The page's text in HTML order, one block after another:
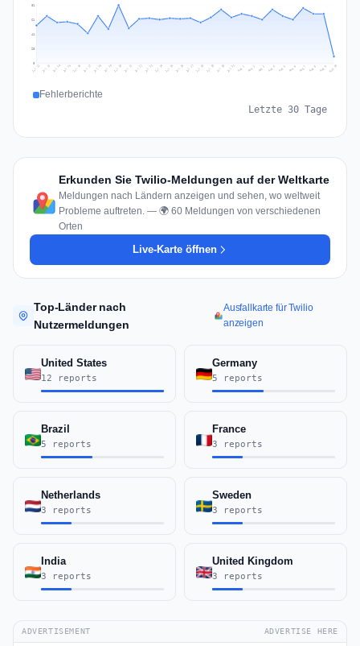
20
41
61
81
Jul 12 Jul 13 Jul 14 Jul 15 Jul 16 Jul 17 Jul 18 Jul 19 Jul 20 Jul 21 Jul 22 Jul 23 Jul 24 Jul 25 Jul 26 Jul 27 Jul 28 Jul 29 Jul 30 Jul 31 Aug 1 Aug 2 Aug 3 Aug 4 Aug 5 Aug 6 Aug 7 Aug 8 Aug 9 Aug 10
Fehlerberichte
Letzte 30 Tage
Erkunden Sie Twilio-Meldungen auf der Weltkarte
Meldungen nach Ländern anzeigen und sehen, wo weltweit
Probleme auftreten. — 🌍 60 Meldungen von verschiedenen
Orten
Live-Karte öffnen
Top-Länder nach
Nutzermeldungen
Ausfallkarte für Twilio
anzeigen
United States
12 reports
Germany
5 reports
Brazil
5 reports
France
3 reports
Netherlands
3 reports
Sweden
3 reports
India
3 reports
United Kingdom
3 reports
ADVERTISEMENT ADVERTISE HERE